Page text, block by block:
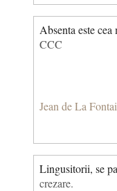
Absenta este
CCC
Jean de La
Lingusitorii, se
crezare.